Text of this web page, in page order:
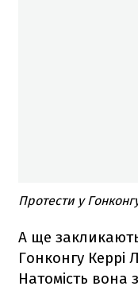
Протести у
А ще закликають
Гонконгу Керрі
Натомість вона